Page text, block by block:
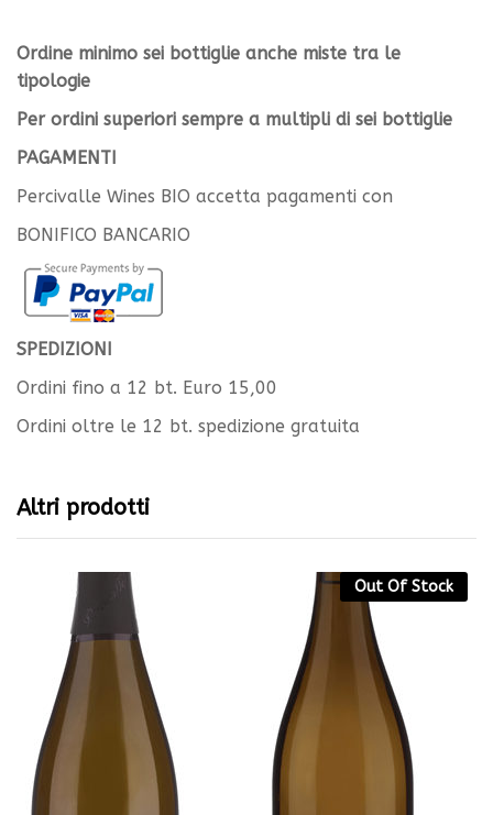
Ordine minimo sei bottiglie anche miste tra le
tipologie
Per ordini superiori sempre a multipli di sei bottiglie
PAGAMENTI
Percivalle Wines BIO accetta pagamenti con
BONIFICO BANCARIO
SPEDIZIONI
Ordini fino a 12 bt. Euro 15,00
Ordini oltre le 12 bt. spedizione gratuita
Altri prodotti
Out Of Stock